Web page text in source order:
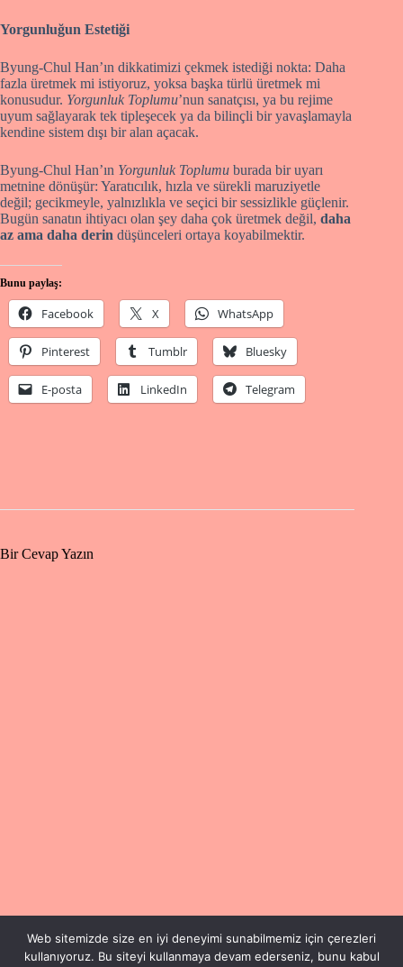
Yorgunluğun Estetiği
Byung-Chul Han’ın dikkatimizi çekmek istediği nokta: Daha
fazla üretmek mi istiyoruz, yoksa başka türlü üretmek mi
konusudur. Yorgunluk Toplumu’nun sanatçısı, ya bu rejime
uyum sağlayarak tek tipleşecek ya da bilinçli bir yavaşlamayla
kendine sistem dışı bir alan açacak.
Byung-Chul Han’ın Yorgunluk Toplumu burada bir uyarı
metnine dönüşür: Yaratıcılık, hızla ve sürekli maruziyetle
değil; gecikmeyle, yalnızlıkla ve seçici bir sessizlikle güçlenir.
Bugün sanatın ihtiyacı olan şey daha çok üretmek değil, daha
az ama daha derin düşünceleri ortaya koyabilmektir.
Bunu paylaş:
Facebook X WhatsApp
Pinterest Tumblr Bluesky
E-posta LinkedIn Telegram
Bir Cevap Yazın
Web sitemizde size en iyi deneyimi sunabilmemiz için çerezleri
kullanıyoruz. Bu siteyi kullanmaya devam ederseniz, bunu kabul